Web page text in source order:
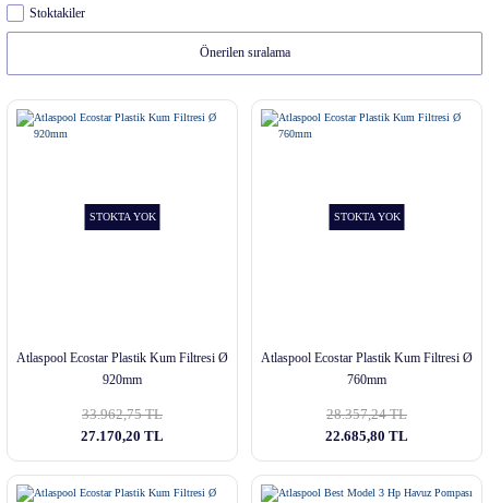
Stoktakiler
STOKTA YOK
Atlaspool Ecostar Plastik Kum Filtresi Ø
920mm
33.962,75 TL
27.170,20 TL
STOKTA YOK
Atlaspool Ecostar Plastik Kum Filtresi Ø
760mm
28.357,24 TL
22.685,80 TL